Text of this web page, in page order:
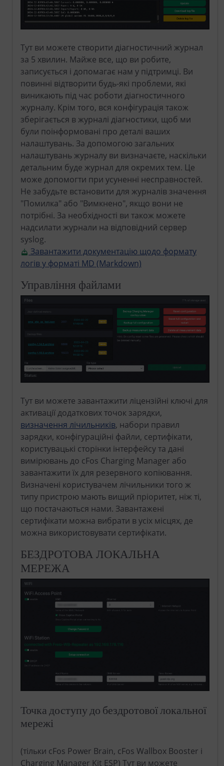
Тут ви можете створити діагностичний журнал
за 5 хвилин. Майже все, що ви робите,
записується і допомагає нам у підтримці. Ви
повинні відтворити будь-які проблеми, які
виникають під час роботи діагностичного
журналу. Крім того, вся конфігурація також
зберігається в журналі діагностики, щоб ми
були поінформовані про деталі ваших
налаштувань. За допомогою загальних
налаштувань журналу ви визначаєте, наскільки
детальним буде журнал для окремих тем. Це
може допомогти при усуненні несправностей.
Не забудьте встановити для журналів значення
"Помилка" або "Вимкнено", якщо вони не
потрібні. За необхідності ви також можете
надсилати журнали на відповідний сервер
syslog.
Завантажити документацію щодо формату
логів у форматі MD (Markdown)
Управління файлами
Тут ви можете завантажити ліцензійні ключі для
активації додаткових точок зарядки,
визначення лічильників, набори правил
зарядки, конфігураційні файли, сертифікати,
користувацькі сторінки інтерфейсу та дані
вимірювань до cFos Charging Manager або
завантажити їх для резервного копіювання.
Визначені користувачем лічильники того ж
типу пристрою мають вищий пріоритет, ніж ті,
що постачаються нами. Завантажені
сертифікати можна вибрати в усіх місцях, де
можна використовувати сертифікати.
БЕЗДРОТОВА ЛОКАЛЬНА
МЕРЕЖА
Точка доступу до бездротової локальної
мережі
(тільки cFos Power Brain, cFos Wallbox Booster і
Charging Manager Kit ESP) Тут ви можете